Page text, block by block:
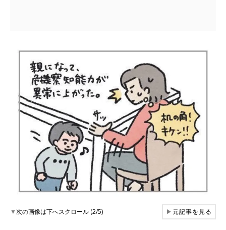
▼次の画像は下へスクロール (2/5) ▶元記事を見る